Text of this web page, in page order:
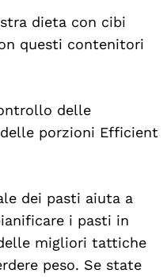
dieta con cibi
questi contenitori
delle
porzioni Efficient
dei pasti aiuta a
i pasti in
migliori tattiche
peso. Se state